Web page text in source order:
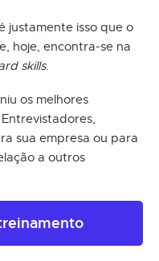
justamente isso que o
hoje, encontra-se na
skills.
os melhores
sua empresa ou para
a outros